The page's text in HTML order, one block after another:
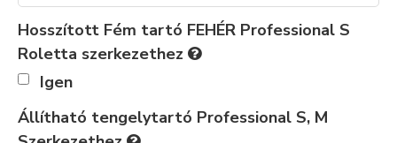
Hosszított Fém tartó FEHÉR Professional S
Roletta szerkezethez
Igen
Állítható tengelytartó Professional S, M